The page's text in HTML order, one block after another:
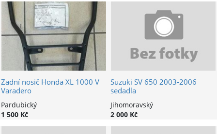
Zadní nosič Honda XL 1000 V
Varadero
Pardubický
1 500 Kč
Suzuki SV 650 2003-2006
sedadla
Jihomoravský
2 000 Kč